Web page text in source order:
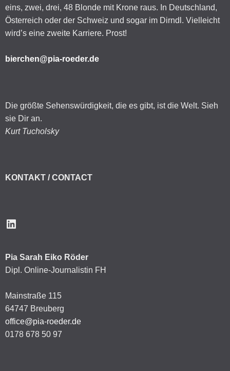
eins, zwei, drei, 48 Blonde mit Krone raus. In Deutschland,
Österreich oder der Schweiz und sogar im Dirndl. Vielleicht
wird’s eine zweite Karriere. Prost!
bierchen@pia-roeder.de
Die größte Sehenswürdigkeit, die es gibt, ist die Welt. Sieh
sie Dir an.
Kurt Tucholsky
KONTAKT / CONTACT
LinkedIn
Pia Sarah Eiko Röder
Dipl. Online-Journalistin FH
Mainstraße 115
64747 Breuberg
office@pia-roeder.de
0178 678 50 97